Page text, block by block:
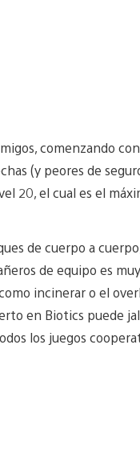
comenzando
(y peores de
20, el cual es el
de cuerpo a
de equipo es
incinerar o el
en Biotics puede
los juegos